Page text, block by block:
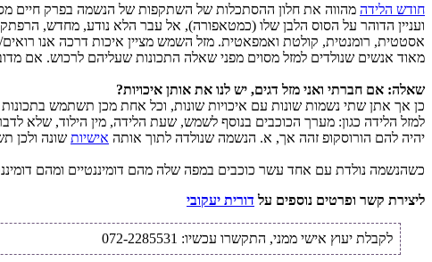
חודש הלידה מהווה את חלון ההסתכלות של השתקפות של הנשמה בפרק חיים
ועניין הדוהר על הסוס הלבן שלו (כמטאפורה), אל עבר הלא נודע, מחדש,
אסטטית, רומנטית, קולטת ואמפאטית. מזל השמש מציין איכות דרכה אנו
מאוד אנשים שנולדים למזל מסוים מפני שאלה התכונות שעליהם לרכוש. אם
שאלה: אם חברתי ואני מזל דגים, יש לנו את אותן איכויות?
כן אך אתן שתי נשמות שונות עם איכויות שונות, וכל אחת מכן תשתמש
למזל הלידה כגון: מערך הכוכבים בנוסף לשמש, שעת הלידה, מין הילוד, שלא
יהיה להם הורוסקופ זהה אך, א. הנשמה שנולדה לתוך אותה אישיות שונה ולכן
כשהנשמה נולדת עם אחד עשר כוכבים במפה שלה מהם דומיננטיים ומהם
ליצירת קשר ופרטים נוספים על דורית יעקובי
לקבלת יעוץ אישי ממני, התקשרו עכשיו: 072-2285531